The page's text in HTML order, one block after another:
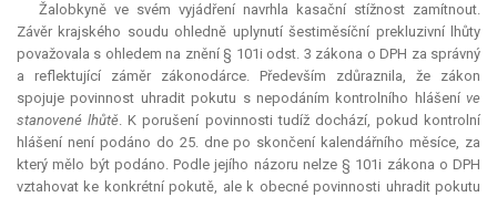
Žalobkyně ve svém vyjádření navrhla kasační stížnost zamítnout.
Závěr krajského soudu ohledně uplynutí šestiměsíční prekluzivní lhůty
považovala s ohledem na znění § 101i odst. 3 zákona o DPH za správný
a reflektující záměr zákonodárce. Především zdůraznila, že zákon
spojuje povinnost uhradit pokutu s nepodáním kontrolního hlášení ve
stanovené lhůtě. K porušení povinnosti tudíž dochází, pokud kontrolní
hlášení není podáno do 25. dne po skončení kalendářního měsíce, za
který mělo být podáno. Podle jejího názoru nelze § 101i zákona o DPH
vztahovat ke konkrétní pokutě, ale k obecné povinnosti uhradit pokutu